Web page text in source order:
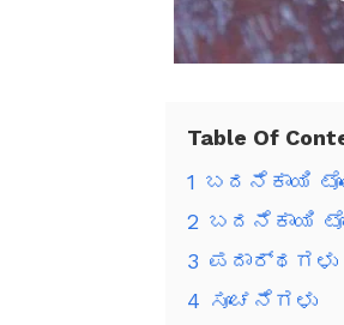
Table Of
1 ಬದನೆಕಾಯಿ
2 ಬದನೆಕಾಯಿ
3 ಪದಾರ್ಥಗಳು
4 ಸೂಚನೆಗಳು